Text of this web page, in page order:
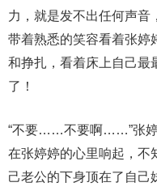
力，就是发不出任何声音
带着熟悉的笑容看着张婷
和挣扎，看着床上自己最
了！
“不要……不要啊……”张婷
在张婷婷的心里响起，不
己老公的下身顶在了自己